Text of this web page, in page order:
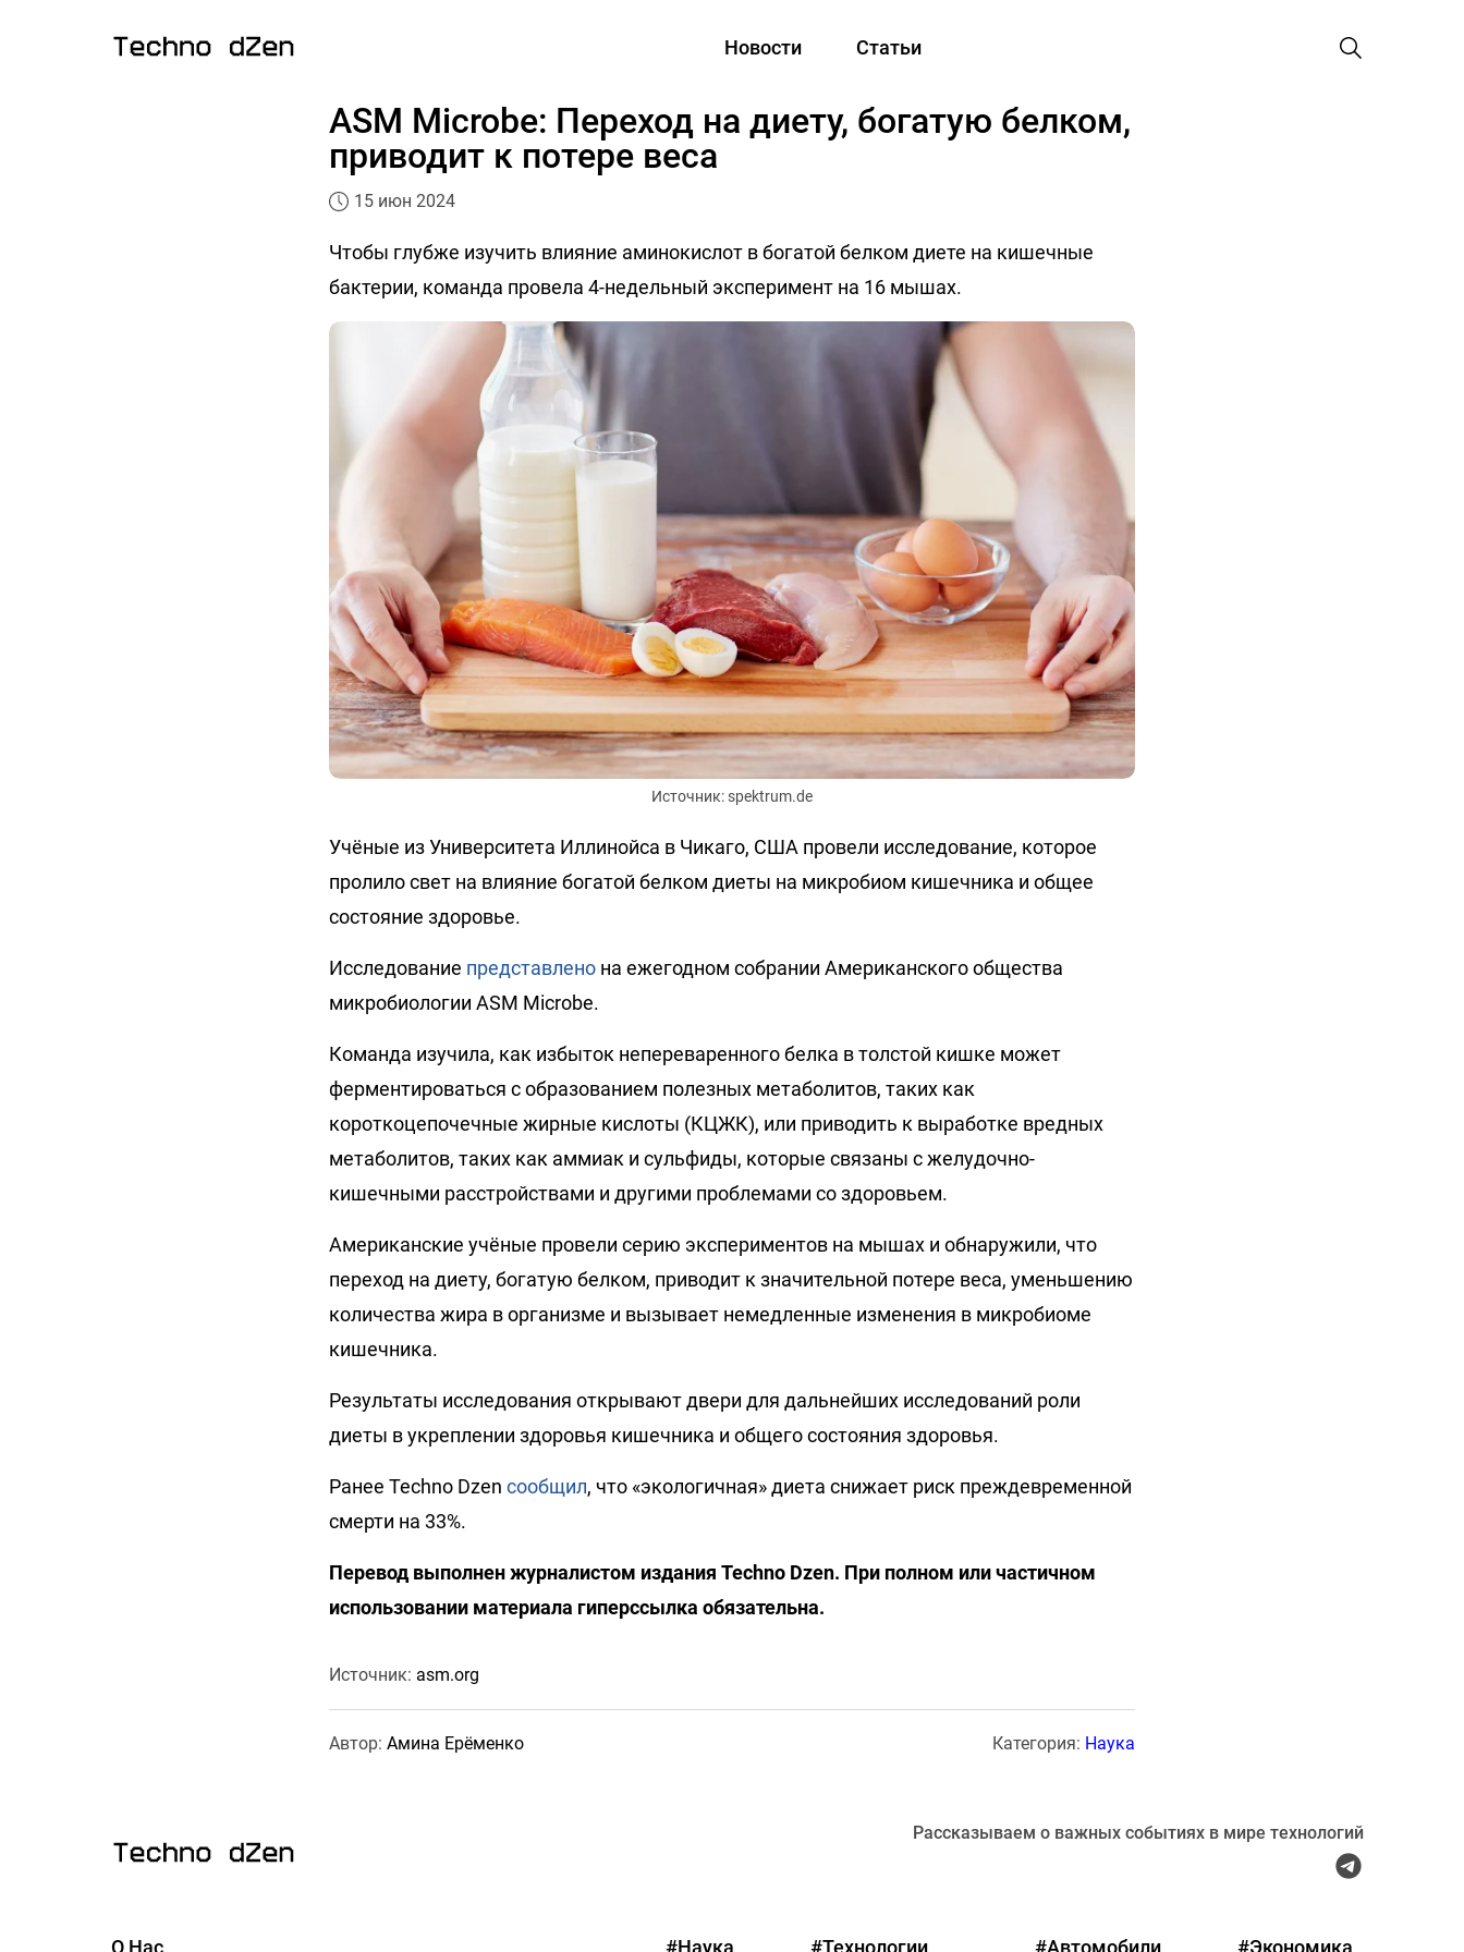
Новости Статьи
ASM Microbe: Переход на диету, богатую белком,
приводит к потере веса
15 июн 2024
Чтобы глубже изучить влияние аминокислот в богатой белком диете на кишечные
бактерии, команда провела 4-недельный эксперимент на 16 мышах.
Источник: spektrum.de
Учёные из Университета Иллинойса в Чикаго, США провели исследование, которое
пролило свет на влияние богатой белком диеты на микробиом кишечника и общее
состояние здоровье.
Исследование представлено на ежегодном собрании Американского общества
микробиологии ASM Microbe.
Команда изучила, как избыток непереваренного белка в толстой кишке может
ферментироваться с образованием полезных метаболитов, таких как
короткоцепочечные жирные кислоты (КЦЖК), или приводить к выработке вредных
метаболитов, таких как аммиак и сульфиды, которые связаны с желудочно-
кишечными расстройствами и другими проблемами со здоровьем.
Американские учёные провели серию экспериментов на мышах и обнаружили, что
переход на диету, богатую белком, приводит к значительной потере веса, уменьшению
количества жира в организме и вызывает немедленные изменения в микробиоме
кишечника.
Результаты исследования открывают двери для дальнейших исследований роли
диеты в укреплении здоровья кишечника и общего состояния здоровья.
Ранее Techno Dzen сообщил, что «экологичная» диета снижает риск преждевременной
смерти на 33%.
Перевод выполнен журналистом издания Techno Dzen. При полном или частичном
использовании материала гиперссылка обязательна.
Источник: asm.org
Автор: Амина Ерёменко Категория: Наука
Рассказываем о важных событиях в мире технологий
О Нас #Наука #Технологии #Автомобили #Экономика